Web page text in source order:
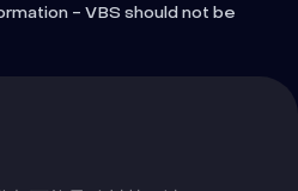
- VBS should not be